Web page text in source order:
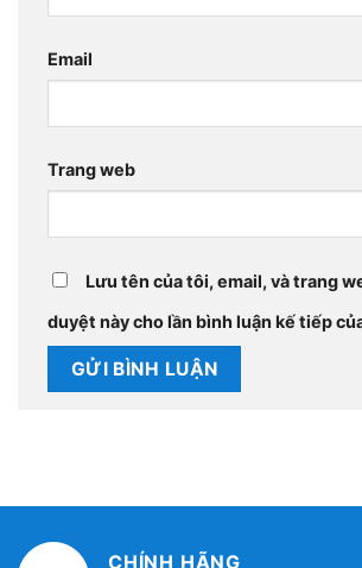
Email
Trang web
Lưu tên của tôi, email, và trang
duyệt này cho lần bình luận kế tiếp
CHÍNH HÃNG